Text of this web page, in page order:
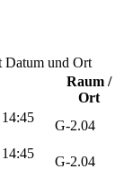
Datum und Ort
Raum /
Ort
G-2.04
G-2.04